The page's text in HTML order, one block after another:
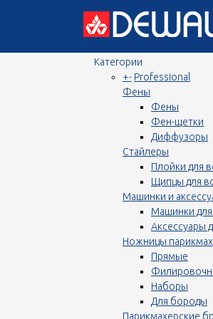
Категории
+- Professional
Фены
Фены
Фен-щетки
Диффузоры
Стайлеры
Плойки для
Щипцы для
Машинки и
Машинки
Аксессуары
Ножницы
Прямые
Наборы
Для бороды
Парикмахерские